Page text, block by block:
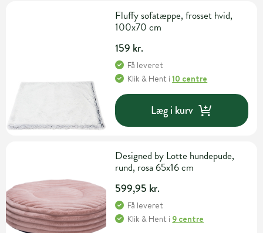
Fluffy sofatæppe, frosset hvid,
100x70 cm
159 kr.
Få leveret
Klik & Hent i10 centre
Læg i kurv
Designed by Lotte hundepude,
rund, rosa 65x16 cm
599,95 kr.
Få leveret
Klik & Hent i 9 centre